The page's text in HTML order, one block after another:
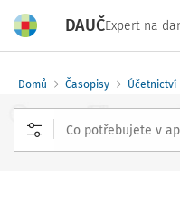
DAUČExpert na
Domů Časopisy Účetnictví